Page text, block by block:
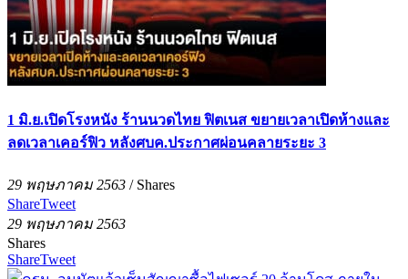
1 มิ.ย.เปิดโรงหนัง ร้านนวดไทย ฟิตเนส ขยายเวลาเปิดห้างและ
ลดเวลาเคอร์ฟิว หลังศบค.ประกาศผ่อนคลายระยะ 3
29 พฤษภาคม 2563 / Shares
ShareTweet
29 พฤษภาคม 2563
Shares
ShareTweet